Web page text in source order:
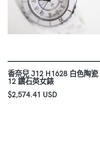
香奈兒 J12 H1628 白色陶瓷
12 鑽石英女錶
$2,574.41 USD